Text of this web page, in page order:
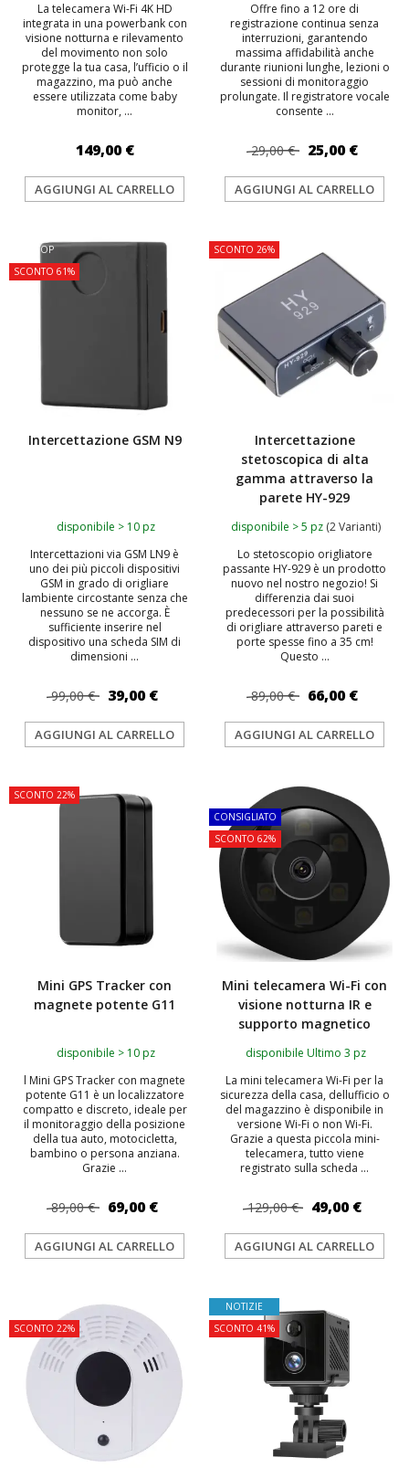
La telecamera Wi-Fi 4K HD
integrata in una powerbank con
visione notturna e rilevamento
del movimento non solo
protegge la tua casa, l’ufficio o il
magazzino, ma può anche
essere utilizzata come baby
monitor, ...
149,00 €
AGGIUNGI AL CARRELLO
Offre fino a 12 ore di
registrazione continua senza
interruzioni, garantendo
massima affidabilità anche
durante riunioni lunghe, lezioni o
sessioni di monitoraggio
prolungate. Il registratore vocale
consente ...
29,00 € 25,00 €
AGGIUNGI AL CARRELLO
TOP
SCONTO 61%
Intercettazione GSM N9
disponibile > 10 pz
Intercettazioni via GSM LN9 è
uno dei più piccoli dispositivi
GSM in grado di origliare
lambiente circostante senza che
nessuno se ne accorga. È
sufficiente inserire nel
dispositivo una scheda SIM di
dimensioni ...
99,00 € 39,00 €
AGGIUNGI AL CARRELLO
SCONTO 26%
Intercettazione
stetoscopica di alta
gamma attraverso la
parete HY-929
disponibile > 5 pz (2 Varianti)
Lo stetoscopio origliatore
passante HY-929 è un prodotto
nuovo nel nostro negozio! Si
differenzia dai suoi
predecessori per la possibilità
di origliare attraverso pareti e
porte spesse fino a 35 cm!
Questo ...
89,00 € 66,00 €
AGGIUNGI AL CARRELLO
SCONTO 22%
Mini GPS Tracker con
magnete potente G11
disponibile > 10 pz
l Mini GPS Tracker con magnete
potente G11 è un localizzatore
compatto e discreto, ideale per
il monitoraggio della posizione
della tua auto, motocicletta,
bambino o persona anziana.
Grazie ...
89,00 € 69,00 €
AGGIUNGI AL CARRELLO
CONSIGLIATO
SCONTO 62%
Mini telecamera Wi-Fi con
visione notturna IR e
supporto magnetico
disponibile Ultimo 3 pz
La mini telecamera Wi-Fi per la
sicurezza della casa, dellufficio o
del magazzino è disponibile in
versione Wi-Fi o non Wi-Fi.
Grazie a questa piccola mini-
telecamera, tutto viene
registrato sulla scheda ...
129,00 € 49,00 €
AGGIUNGI AL CARRELLO
SCONTO 22%
NOTIZIE
SCONTO 41%